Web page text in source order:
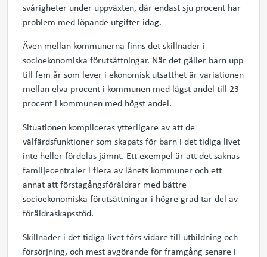
svårigheter under uppväxten, där endast sju procent har
problem med löpande utgifter idag.
Även mellan kommunerna finns det skillnader i
socioekonomiska förutsättningar. När det gäller barn upp
till fem år som lever i ekonomisk utsatthet är variationen
mellan elva procent i kommunen med lägst andel till 23
procent i kommunen med högst andel.
Situationen kompliceras ytterligare av att de
välfärdsfunktioner som skapats för barn i det tidiga livet
inte heller fördelas jämnt. Ett exempel är att det saknas
familjecentraler i flera av länets kommuner och ett
annat att förstagångsföräldrar med bättre
socioekonomiska förutsättningar i högre grad tar del av
föräldraskapsstöd.
Skillnader i det tidiga livet förs vidare till utbildning och
försörjning, och mest avgörande för framgång senare i